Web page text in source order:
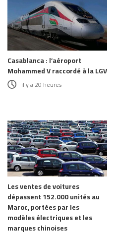
Casablanca : l’aéroport
Mohammed V raccordé à la LGV
il y a 20 heures
Les ventes de voitures
dépassent 152.000 unités au
Maroc, portées par les
modèles électriques et les
marques chinoises